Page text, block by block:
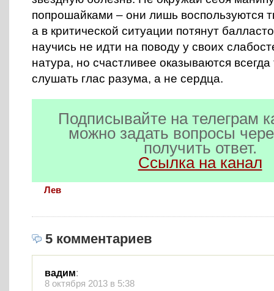
попрошайками – они лишь воспользуются
а в критической ситуации потянут
научись не идти на поводу у своих
натура, но счастливее оказываются всегда
слушать глас разума, а не сердца.
Подписывайте на телеграм
можно задать вопросы
получить ответ.
Ссылка на канал
Лев
5 комментариев
вадим:
8 октября 2013 в 5:38